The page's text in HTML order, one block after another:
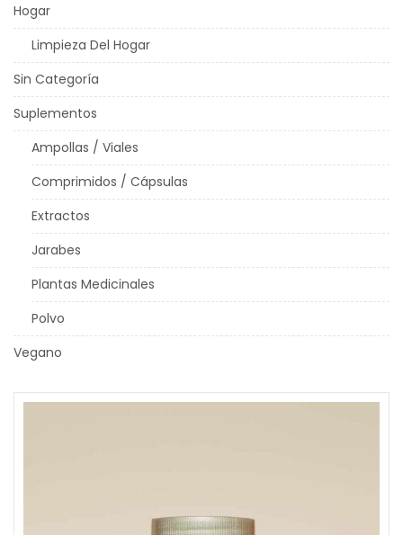
Hogar
Limpieza Del Hogar
Sin Categoría
Suplementos
Ampollas / Viales
Comprimidos / Cápsulas
Extractos
Jarabes
Plantas Medicinales
Polvo
Vegano